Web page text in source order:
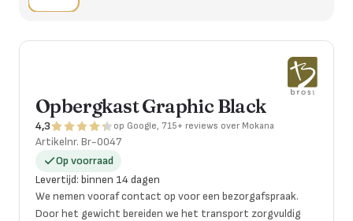
Opbergkast Graphic Black
4,3 op Google, 715+ reviews over Mokana
Artikelnr. Br-0047
Op voorraad
Levertijd: binnen 14 dagen
We nemen vooraf contact op voor een bezorgafspraak.
Door het gewicht bereiden we het transport zorgvuldig